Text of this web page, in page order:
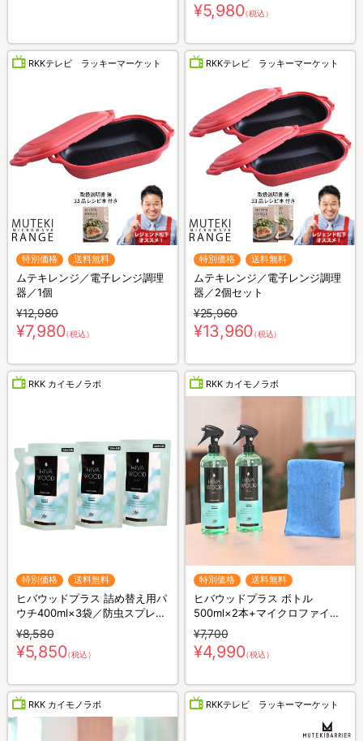
¥5,980（税込）
RKKテレビ ラッキーマーケット
特別価格 送料無料
ムテキレンジ／電子レンジ調理
器／1個
¥12,980
¥7,980（税込）
RKKテレビ ラッキーマーケット
特別価格 送料無料
ムテキレンジ／電子レンジ調理
器／2個セット
¥25,960
¥13,960（税込）
RKK カイモノラボ
特別価格 送料無料
ヒバウッドプラス 詰め替え用パ
ウチ400ml×3袋／防虫スプレー
／防虫剤／害虫忌避剤
¥8,580
¥5,850（税込）
RKK カイモノラボ
特別価格 送料無料
ヒバウッドプラス ボトル
500ml×2本+マイクロファイバ
ークロス×1枚／防虫スプレー／
防虫剤／害虫忌避剤
¥7,700
¥4,990（税込）
RKK カイモノラボ RKKテレビ ラッキーマーケット